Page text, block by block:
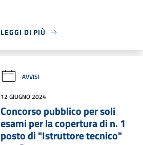
LEGGI DI PIÙ
AVVISI
12 GIUGNO 2024
Concorso pubblico per soli
esami per la copertura di n. 1
posto di "Istruttore tecnico"